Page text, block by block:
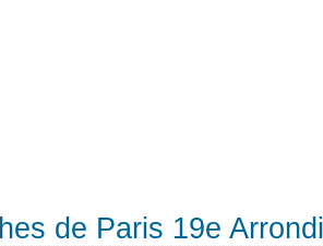
de Paris 19e